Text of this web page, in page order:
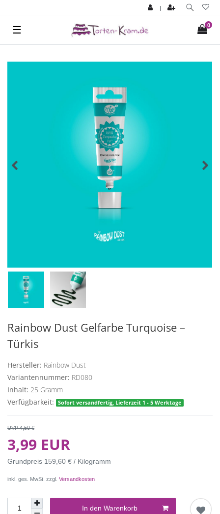
|
0
☰
Rainbow Dust Gelfarbe Turquoise –
Türkis
Hersteller: Rainbow Dust
Variantennummer: RD080
Inhalt: 25 Gramm
Verfügbarkeit:
Sofort versandfertig, Lieferzeit 1 - 5 Werktage
UVP 4,50 €
3,99 EUR
Grundpreis 159,60 € / Kilogramm
inkl. ges. MwSt. zzgl. Versandkosten
In den Warenkorb